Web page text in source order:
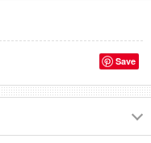
Save